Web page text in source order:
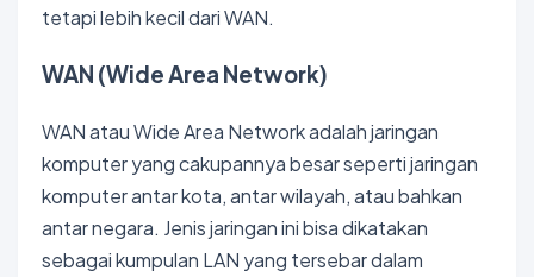
tetapi lebih kecil dari WAN.
WAN (Wide Area Network)
WAN atau Wide Area Network adalah jaringan
komputer yang cakupannya besar seperti jaringan
komputer antar kota, antar wilayah, atau bahkan
antar negara. Jenis jaringan ini bisa dikatakan
sebagai kumpulan LAN yang tersebar dalam